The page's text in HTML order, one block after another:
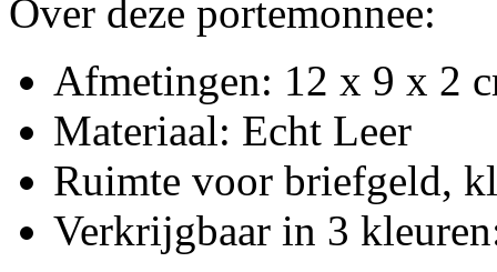
Over deze portemonnee:
Afmetingen: 12 x 9 x 2
Materiaal: Echt Leer
Ruimte voor briefgeld,
Verkrijgbaar in 3